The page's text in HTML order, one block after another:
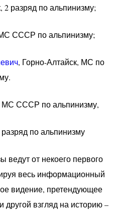
разряд по альпинизму;
СССР по альпинизму;
, Горно-Алтайск, МС по
СССР по альпинизму,
по альпинизму
ведут от некоего первого
весь информационный
видение, претендующее
другой взгляд на историю –